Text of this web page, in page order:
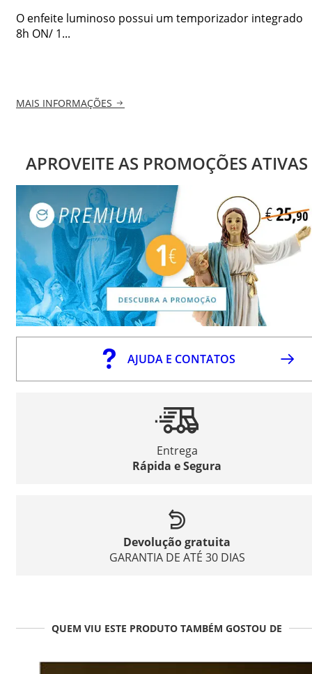
O enfeite luminoso possui um temporizador integrado
8h ON/ 1...
MAIS INFORMAÇÕES
APROVEITE AS PROMOÇÕES ATIVAS
AJUDA E CONTATOS
Entrega
Rápida e Segura
Devolução gratuita
GARANTIA DE ATÉ 30 DIAS
QUEM VIU ESTE PRODUTO TAMBÉM GOSTOU DE